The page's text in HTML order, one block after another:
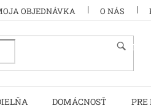
OBJEDNÁVKA O NÁS
DOMÁCNOSŤ PRE